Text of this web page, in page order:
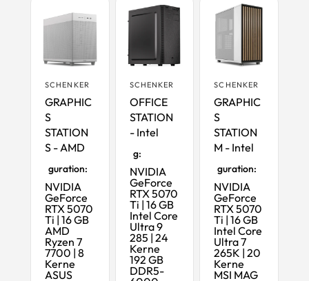
SCHENKER
GRAPHIC
S
STATION
S - AMD
guration:
NVIDIA
GeForce
RTX 5070
Ti | 16 GB
AMD
Ryzen 7
7700 | 8
Kerne
ASUS
SCHENKER
OFFICE
STATION
- Intel
Maximale
g:
NVIDIA
GeForce
RTX 5070
Ti | 16 GB
Intel Core
Ultra 9
285 | 24
Kerne
192 GB
DDR5-
SCHENKER
GRAPHIC
S
STATION
M - Intel
guration:
NVIDIA
GeForce
RTX 5070
Ti | 16 GB
Intel Core
Ultra 7
265K | 20
Kerne
MSI MAG